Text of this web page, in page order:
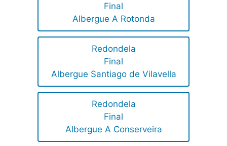
Final
Albergue A Rotonda
Redondela
Final
Albergue Santiago de Vilavella
Redondela
Final
Albergue A Conserveira